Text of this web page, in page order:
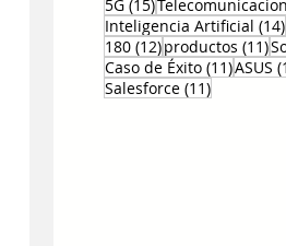
5G (15)
Inteligencia Artificial (14)
180 (12)12 entradas
productos (11)
Caso de Éxito (11)11
ASUS
Salesforce (11)11 entradas